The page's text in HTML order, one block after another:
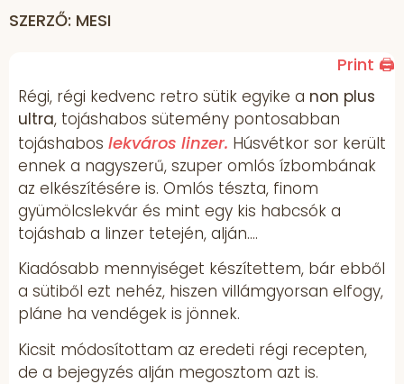
SZERZŐ: MESI
Print 🖨
Régi, régi kedvenc retro sütik egyike a non plus
ultra, tojáshabos sütemény pontosabban
tojáshabos lekváros linzer. Húsvétkor sor került
ennek a nagyszerű, szuper omlós ízbombának
az elkészítésére is. Omlós tészta, finom
gyümölcslekvár és mint egy kis habcsók a
tojáshab a linzer tetején, alján….
Kiadósabb mennyiséget készítettem, bár ebből
a sütiből ezt nehéz, hiszen villámgyorsan elfogy,
pláne ha vendégek is jönnek.
Kicsit módosítottam az eredeti régi recepten,
de a bejegyzés alján megosztom azt is.